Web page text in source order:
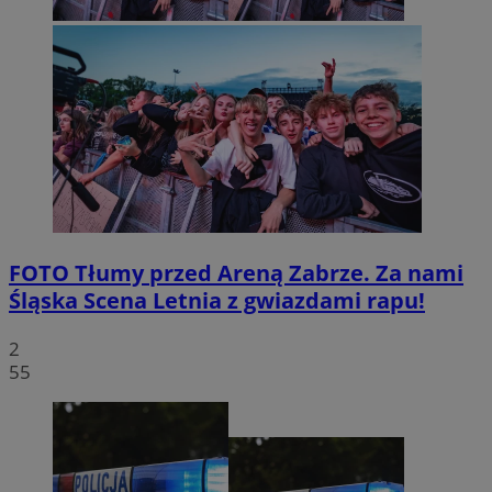
FOTO Tłumy przed Areną Zabrze. Za nami
Śląska Scena Letnia z gwiazdami rapu!
2
55